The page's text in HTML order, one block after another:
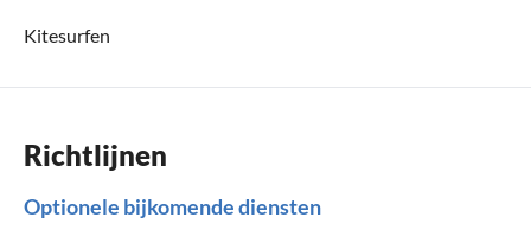
Kitesurfen
Richtlijnen
Optionele bijkomende diensten